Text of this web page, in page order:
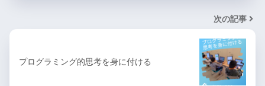
次の記事
プログラミング的思考を身に付ける